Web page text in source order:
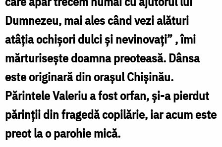
Dumnezeu, mai ales când vezi alături
atâția ochișori dulci și nevinovați” , îmi
mărturisește doamna preoteasă. Dânsa
este originară din orașul Chişinău.
Părintele Valeriu a fost orfan, și-a pierdut
părinții din fragedă copilărie, iar acum este
preot la o parohie mică.